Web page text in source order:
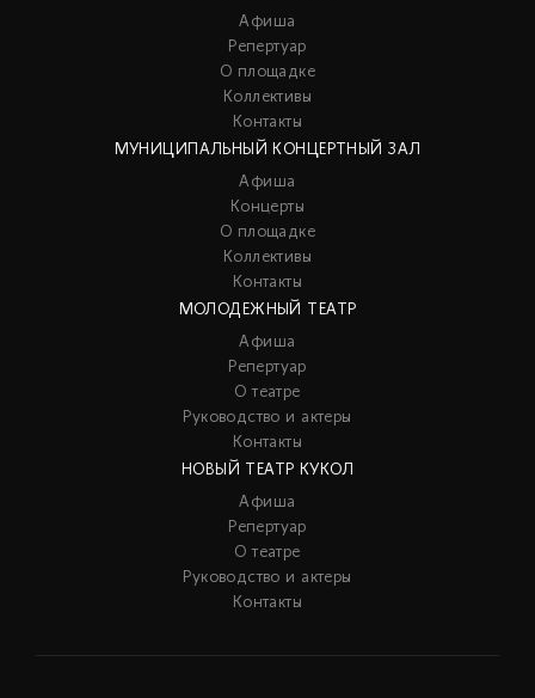
Афиша
Репертуар
О площадке
Коллективы
Контакты
МУНИЦИПАЛЬНЫЙ КОНЦЕРТНЫЙ ЗАЛ
Афиша
Концерты
О площадке
Коллективы
Контакты
МОЛОДЕЖНЫЙ ТЕАТР
Афиша
Репертуар
О театре
Руководство и актеры
Контакты
НОВЫЙ ТЕАТР КУКОЛ
Афиша
Репертуар
О театре
Руководство и актеры
Контакты